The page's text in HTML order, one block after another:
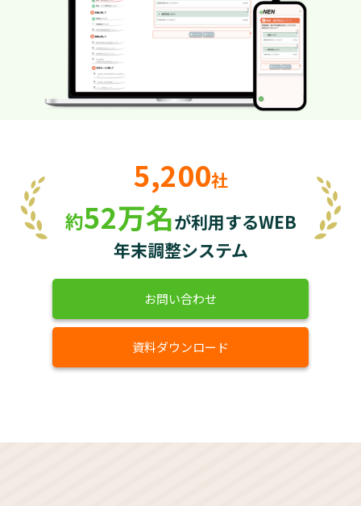
5,200社
約52万名が利用するWEB
年末調整システム
お問い合わせ
資料ダウンロード